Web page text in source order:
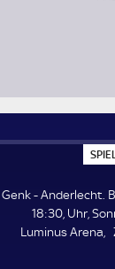
Genk - Anderlecht.
18:30, Uhr,
Luminus Arena